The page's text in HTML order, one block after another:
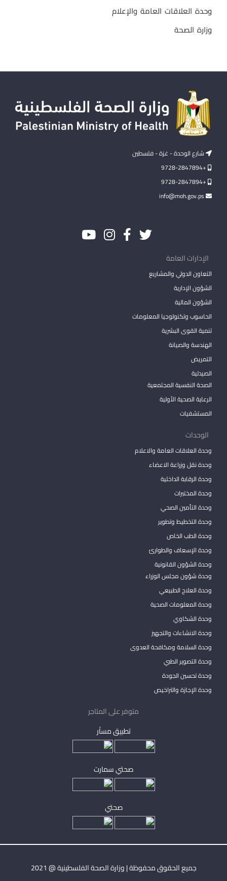
وحدة العلاقات العامة والإعلام
وزارة الصحة
شارع الوحدة - غزة - فلسطين
+9728-2847894
+9728-2847894
الإدارات العامة
التعاون الدولي والمشاريع
الشؤون الإدارية
الشؤون المالية
الحاسوب وتكنولوجيا المعلومات
تنمية القوى البشرية
الهندسة والصيانة
التمريض
الصيدلية
الصحة النفسية المجتمعية
الرعاية الصحية الأولية
المستشفيات
الوحدات
وحدة العلاقات العامة والاعلام
وحدة نقل وزراعة الاعضاء
وحدة الرقابة الداخلية
وحدة المختبرات
وحدة التأمين الصحي
وحدة التخطيط وتطوير
وحدة الطب الخاص
وحدة الإسعاف والطوارئ
وحدة الشؤون القانونية
وحدة شؤون مجلس الوزراء
وحدة العلاج الطبيعي
وحدة المعلومات الصحية
وحدة الشكاوي
وحدة الانشاءات والتجهيز
وحدة السلامة ومكافحة العدوى
وحدة التصوير الطبي
وحدة تحسين الجودة
وحدة الإجازة والتراخيص
متوفر على المتاجر
تطبيق مساْر
صحتي سمارت
صحتي
جميع الحقوق محفوظة | وزارة الصحة الفلسطينية @ 2021